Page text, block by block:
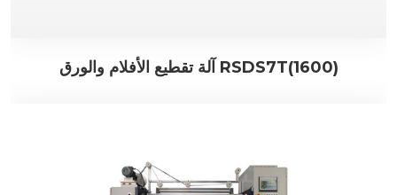
آلة تقطيع الأفلام والورق RSDS7T(1600)